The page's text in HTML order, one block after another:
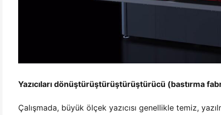
Yazıcıları dönüştürüştürüştürüştürücü (bastırma
Çalışmada, büyük ölçek yazıcısı genellikle temiz,